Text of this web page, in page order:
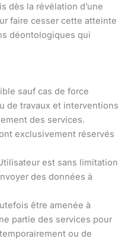
dès la révélation d’une
faire cesser cette atteinte
déontologiques qui
sauf cas de force
de travaux et interventions
des services.
exclusivement réservés
est sans limitation
des données à
être amenée à
partie des services pour
ou de